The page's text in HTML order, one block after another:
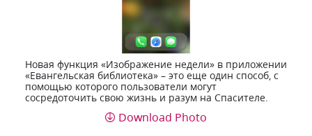
Новая функция «Изображение недели» в приложении
«Евангельская библиотека» – это еще один способ, с
помощью которого пользователи могут
сосредоточить свою жизнь и разум на Спасителе.
Download Photo